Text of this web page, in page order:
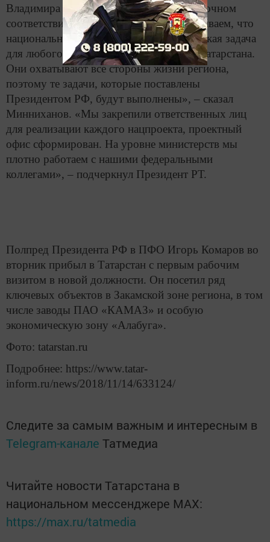
Владимира Путина будут выполнены в точном
соответствии с поручениями. «Мы оцениваем, что
национальные проекты – это стратегическая задача
для любого региона, в том числе и для Татарстана.
Они охватывают все стороны жизни региона,
поэтому те задачи, которые поставлены
Президентом РФ, будут выполнены», – сказал
Минниханов. «Мы закрепили ответственных лиц
для реализации каждого нацпроекта, проектный
офис сформирован. На уровне министерств мы
плотно работаем с нашими федеральными
коллегами», – подчеркнул Президент РТ.
Полпред Президента РФ в ПФО Игорь Комаров во
вторник прибыл в Татарстан с первым рабочим
визитом в новой должности. Он посетил ряд
ключевых объектов в Закамской зоне региона, в том
числе заводы ПАО «КАМАЗ» и особую
экономическую зону «Алабуга».
Фото: tatarstan.ru
Подробнее: https://www.tatar-
inform.ru/news/2018/11/14/633124/
Следите за самым важным и интересным в
Telegram-канале Татмедиа
Читайте новости Татарстана в
национальном мессенджере MАХ:
https://max.ru/tatmedia